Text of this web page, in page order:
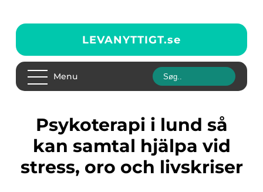
LEVANYTTIGT.se
Menu
Psykoterapi i lund så
kan samtal hjälpa vid
stress, oro och livskriser